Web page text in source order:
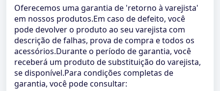
Oferecemos uma garantia de 'retorno à varejista'
em nossos produtos.Em caso de defeito, você
pode devolver o produto ao seu varejista com
descrição de falhas, prova de compra e todos os
acessórios.Durante o período de garantia, você
receberá um produto de substituição do varejista,
se disponível.Para condições completas de
garantia, você pode consultar: